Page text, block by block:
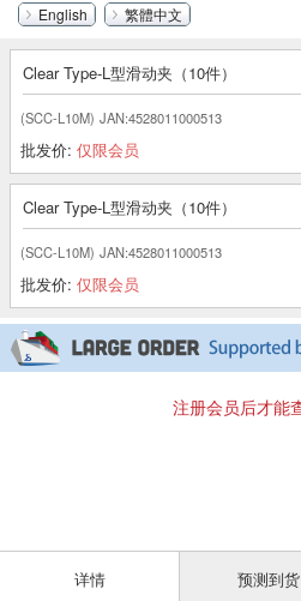
English 繁體中文
Clear Type-L型滑动夹（10件）
(SCC-L10M) JAN:4528011000513
批发价: 仅限会员
Clear Type-L型滑动夹（10件）
(SCC-L10M) JAN:4528011000513
批发价: 仅限会员
注册会员后才能
详情 预测到货